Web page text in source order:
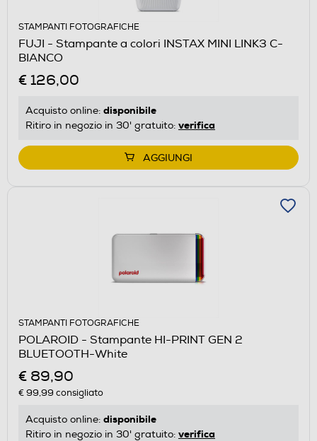
STAMPANTI FOTOGRAFICHE
FUJI - Stampante a colori INSTAX MINI LINK3 C-
BIANCO
€ 126,00
Acquisto online: disponibile
Ritiro in negozio in 30' gratuito: verifica
AGGIUNGI
STAMPANTI FOTOGRAFICHE
POLAROID - Stampante HI-PRINT GEN 2
BLUETOOTH-White
€ 89,90
€ 99,99 consigliato
Acquisto online: disponibile
Ritiro in negozio in 30' gratuito: verifica